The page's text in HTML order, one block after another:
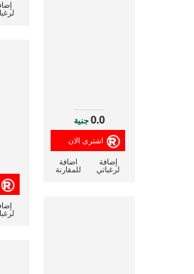
0.0جنية
إضافة
لرغباتي
اضافة
للمقارنة